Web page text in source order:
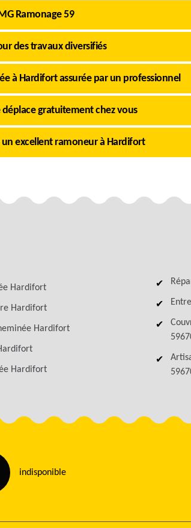
Ramonage 59
des travaux diversifiés
à Hardifort assurée par un professionnel
déplace gratuitement chez vous
excellent ramoneur à Hardifort
Hardifort
Hardifort
Hardifort
Hardifort
indisponible